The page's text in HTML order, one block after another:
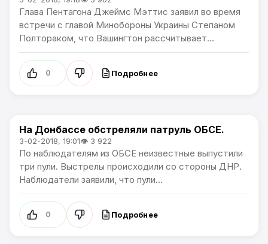
Глава Пентагона Джеймс Мэттис заявил во время
встречи с главой Минобороны Украины Степаном
Полтораком, что Вашингтон рассчитывает...
0 Подробнее
В мире
На Донбассе обстреляли патруль ОБСЕ.
3-02-2018, 19:01👁 3 922
По наблюдателям из ОБСЕ неизвестные выпустили
три пули. Выстрелы происходили со стороны ДНР.
Наблюдатели заявили, что пули...
0 Подробнее